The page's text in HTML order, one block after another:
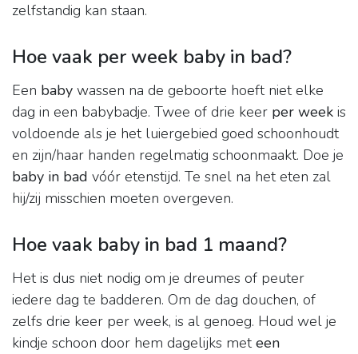
zelfstandig kan staan.
Hoe vaak per week baby in bad?
Een baby wassen na de geboorte hoeft niet elke
dag in een babybadje. Twee of drie keer per week is
voldoende als je het luiergebied goed schoonhoudt
en zijn/haar handen regelmatig schoonmaakt. Doe je
baby in bad vóór etenstijd. Te snel na het eten zal
hij/zij misschien moeten overgeven.
Hoe vaak baby in bad 1 maand?
Het is dus niet nodig om je dreumes of peuter
iedere dag te badderen. Om de dag douchen, of
zelfs drie keer per week, is al genoeg. Houd wel je
kindje schoon door hem dagelijks meteen